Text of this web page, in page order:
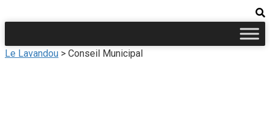
Le Lavandou > Conseil Municipal